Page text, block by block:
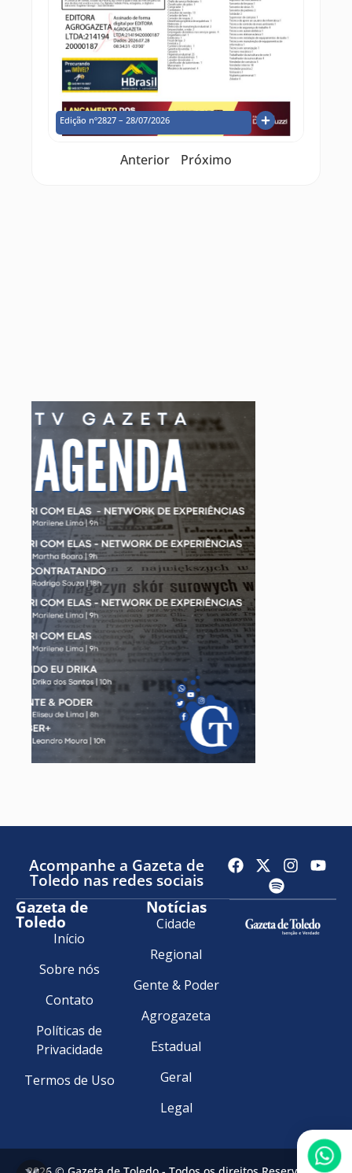
Edição nº2827 – 28/07/2026
Anterior Próximo
Acompanhe a Gazeta de
Toledo nas redes sociais
Gazeta de
Toledo
Início
Sobre nós
Contato
Políticas de
Privacidade
Termos de Uso
Notícias
Cidade
Regional
Gente & Poder
Agrogazeta
Estadual
Geral
Legal